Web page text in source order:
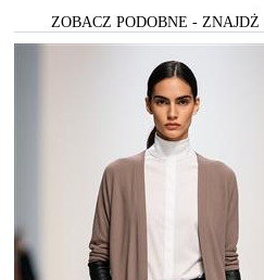
ZOBACZ PODOBNE -